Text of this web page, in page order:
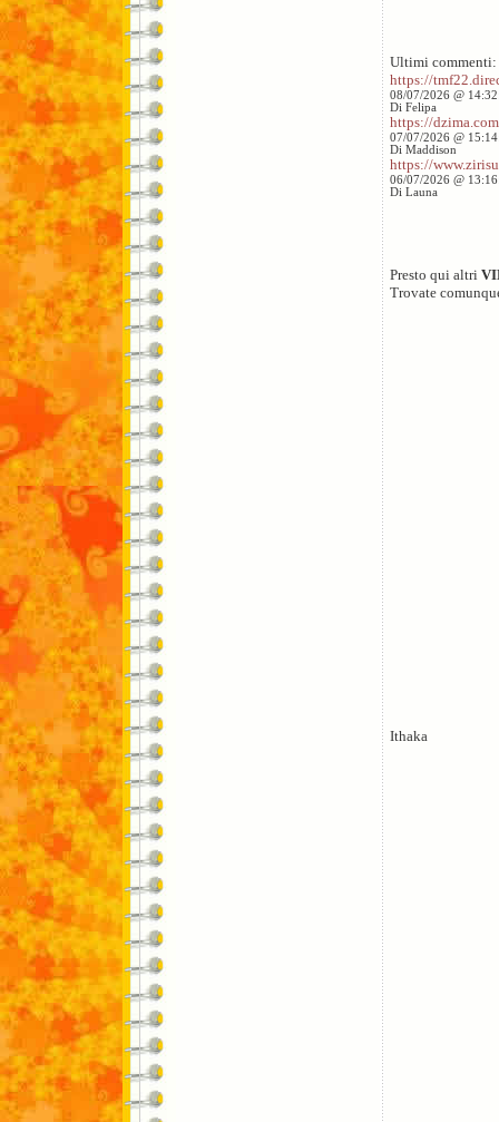
Ultimi commenti:
https://
08/07/2026 @
Di Felipa
https://
07/07/2026 @
Di Maddison
https://
06/07/2026 @
Di Launa
Presto qui altri
Trovate
Ithaka